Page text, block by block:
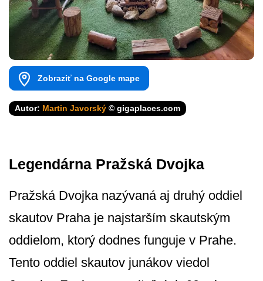
Zobraziť na Google mape
Autor: Martin Javorský © gigaplaces.com
Legendárna Pražská Dvojka
Pražská Dvojka nazývaná aj druhý oddiel
skautov Praha je najstarším skautským
oddielom, ktorý dodnes funguje v Prahe.
Tento oddiel skautov junákov viedol